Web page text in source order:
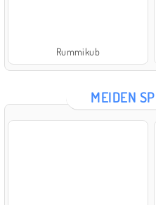
Rummikub
MEIDEN